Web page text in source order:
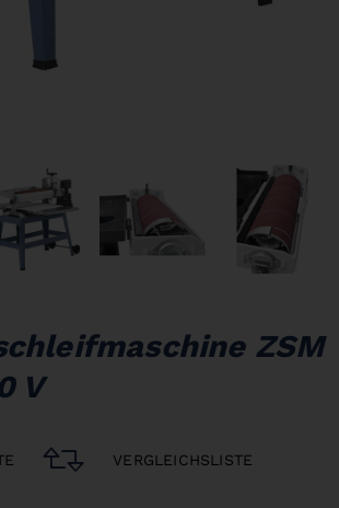
ZSM
V
VERGLEICHSLISTE